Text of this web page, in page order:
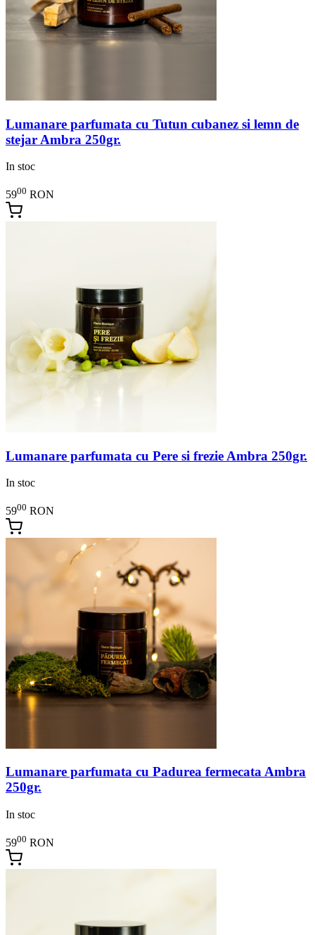
Lumanare parfumata cu Tutun cubanez si lemn de
stejar Ambra 250gr.
In stoc
5900 RON
Lumanare parfumata cu Pere si frezie Ambra 250gr.
In stoc
5900 RON
Lumanare parfumata cu Padurea fermecata Ambra
250gr.
In stoc
5900 RON